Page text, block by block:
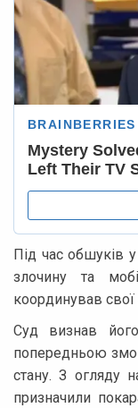
Під час обшуків
злочину та
координував свої
Суд визнав
попередньою
стану. З огляду
призначили